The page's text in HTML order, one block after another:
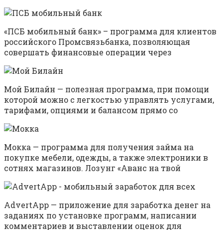
«ПСБ мобильный банк» – программа для клиентов
российского Промсвязьбанка, позволяющая
совершать финансовые операции через
Мой Билайн — полезная программа, при помощи
которой можно с легкостью управлять услугами,
тарифами, опциями и балансом прямо со
Мокка — программа для получения займа на
покупке мебели, одежды, а также электроники в
сотнях магазинов. Лозунг «Аванс на твой
AdvertApp — приложение для заработка денег на
заданиях по установке программ, написании
комментариев и выставлении оценок для